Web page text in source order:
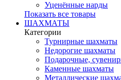
Уценённые нарды
Показать все товары
ШАХМАТЫ
Категории
Турнирные шахматы
Недорогие шахматы
Подарочные,
Каменные шахматы
Металлические